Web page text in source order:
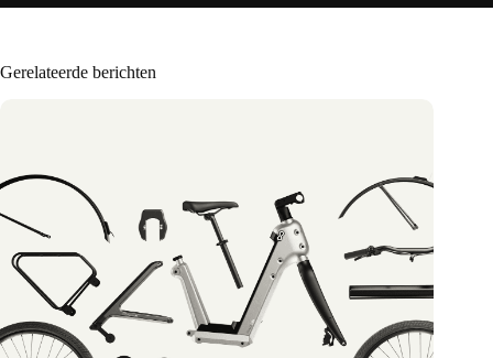
Gerelateerde berichten